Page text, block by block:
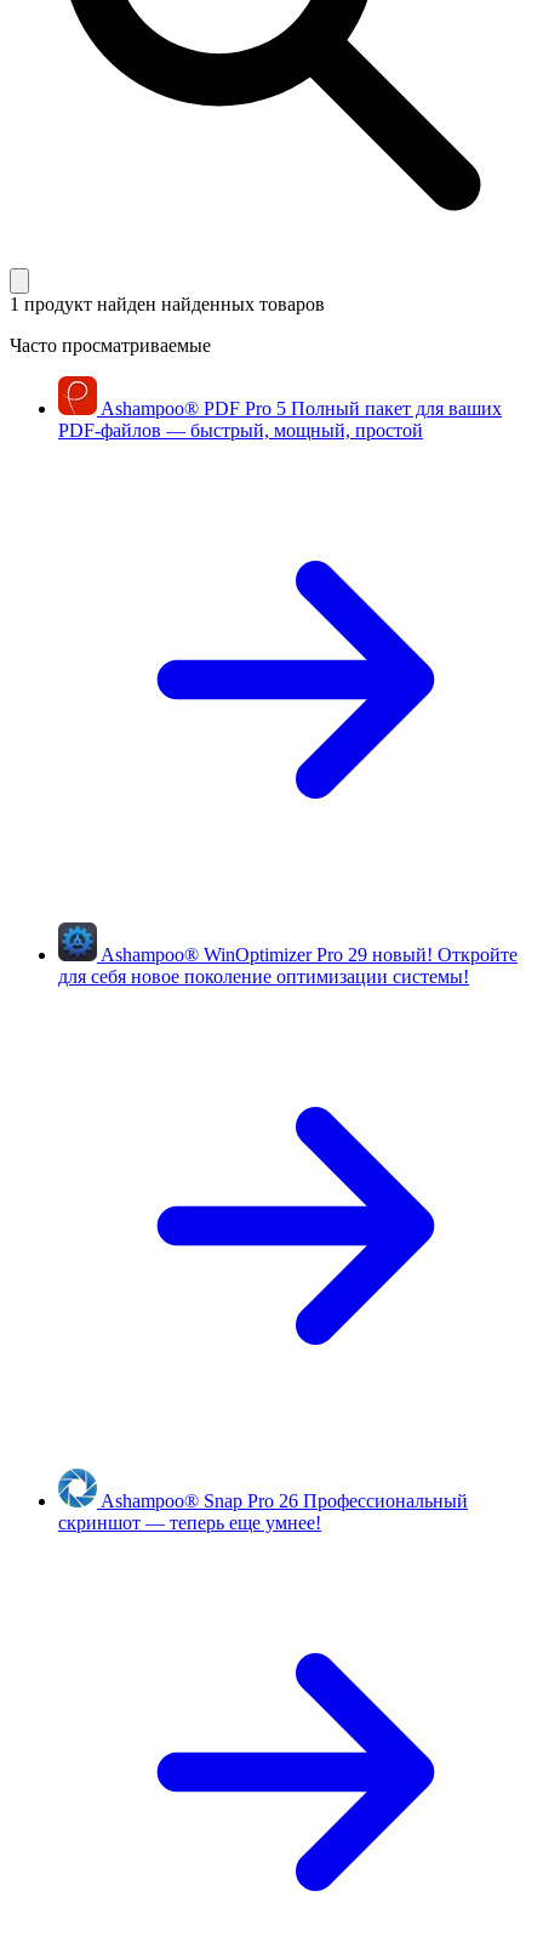
1 продукт найден найденных товаров
Часто просматриваемые
Ashampoo® PDF Pro 5 Полный пакет для ваших
PDF-файлов — быстрый, мощный, простой
Ashampoo® WinOptimizer Pro 29 новый! Откройте
для себя новое поколение оптимизации системы!
Ashampoo® Snap Pro 26 Профессиональный
скриншот — теперь еще умнее!